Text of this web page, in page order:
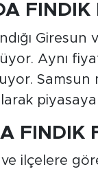
FINDIK
Giresun
Aynı
Samsun
piyasaya
FINDIK
ilçelere